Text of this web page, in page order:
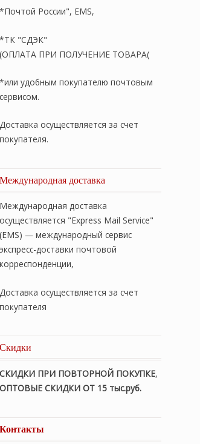
*Почтой России", EMS,
*ТК "СДЭК"
(ОПЛАТА ПРИ ПОЛУЧЕНИЕ ТОВАРА(
*или удобным покупателю почтовым
сервисом.
Доставка осуществляется за счет
покупателя.
Международная доставка
Международная доставка
осуществляется "Express Mail Service"
(EMS) — международный сервис
экспресс-доставки почтовой
корреспонденции,
Доставка осуществляется за счет
покупателя
Скидки
СКИДКИ ПРИ ПОВТОРНОЙ ПОКУПКЕ,
ОПТОВЫЕ СКИДКИ ОТ 15 тыс.руб.
Контакты